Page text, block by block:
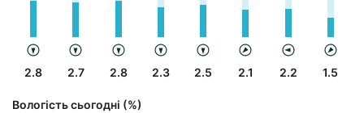
2.8 2.7 2.8 2.3 2.5 2.1 2.2 1.5
Вологість сьогодні (%)